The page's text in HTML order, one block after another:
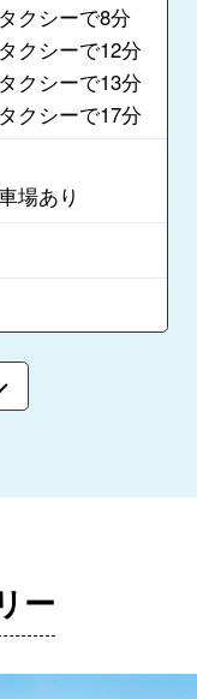
クシーで8分
クシーで12分
クシーで13分
クシーで17分
場あり
ー